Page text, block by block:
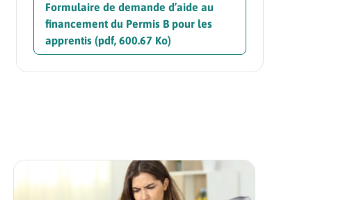
Formulaire de demande d’aide au
financement du Permis B pour les
apprentis (pdf, 600.67 Ko)